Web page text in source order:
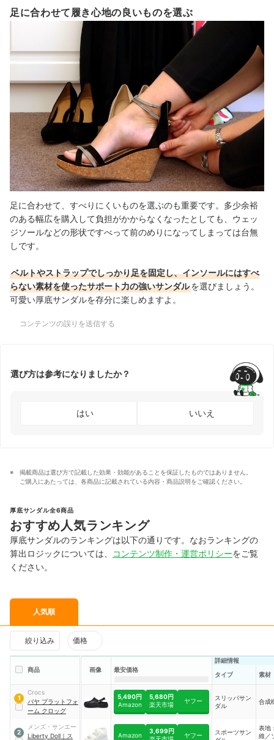
足に合わせて履き心地の良いものを選ぶ
足に合わせて、すべりにくいものを選ぶのも重要です。多少余裕
のある幅広を購入して負担がかからなくなったとしても、ウェッ
ジソールなどの形状ですべって前のめりになってしまっては台無
しです。
ベルトやストラップでしっかり足を固定し、インソールにはすべ
らない素材を使ったサポート力の強いサンダルを選びましょう。
可愛い厚底サンダルを存分に楽しめますよ。
コンテンツの誤りを送信する
選び方は参考になりましたか？
はい いいえ
掲載商品は選び方で記載した効果・効能があることを保証したものではありません。
ご購入にあたっては、各商品に記載されている内容・商品説明をご確認ください。
厚底サンダル全6商品
おすすめ人気ランキング
厚底サンダルのランキングは以下の通りです。なおランキングの
算出ロジックについては、
コンテンツ制作・運営ポリシーをご覧
ください。
人気順
絞り込み 価格
商品 画像 最安価格
詳細情報
タイプ
素材
1
Crocs
バヤ プラットフォ
ーム クロッグ
5,490円
Amazon
5,680円
楽天市場
ヤフー
スリッパサン
ダル
合成
2
メンズ・サンエー
Liberty Doll ｜ ス Amazon
3,699円
ヤフー
スポーツサン
表地
維／